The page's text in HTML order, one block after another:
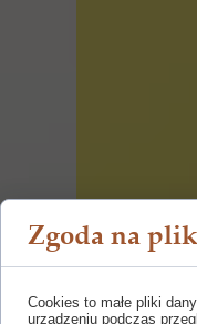
Zgoda na
Cookies to małe pliki
urządzeniu podczas